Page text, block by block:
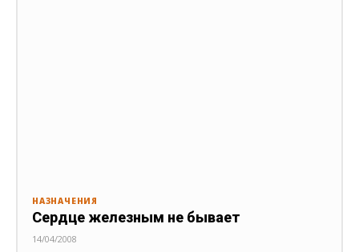
НАЗНАЧЕНИЯ
Сердце железным не бывает
14/04/2008